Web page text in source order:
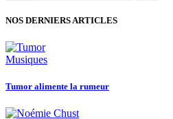
NOS DERNIERS ARTICLES
Musiques
Tumor alimente la rumeur